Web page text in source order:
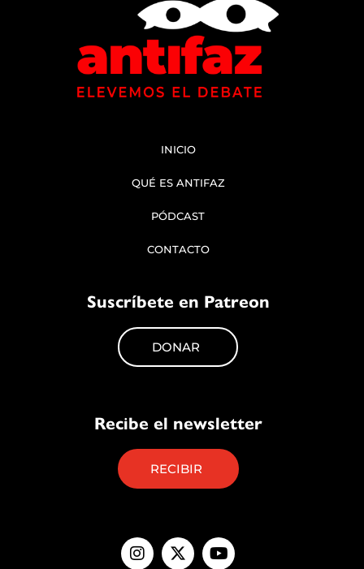
INICIO
QUÉ ES ANTIFAZ
PÓDCAST
CONTACTO
Suscríbete en Patreon
DONAR
Recibe el newsletter
RECIBIR